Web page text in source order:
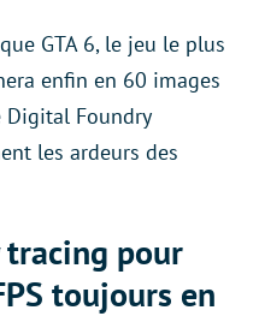
GTA 6, le jeu le plus
enfin en 60 images
Digital Foundry
les ardeurs des
tracing pour
toujours en